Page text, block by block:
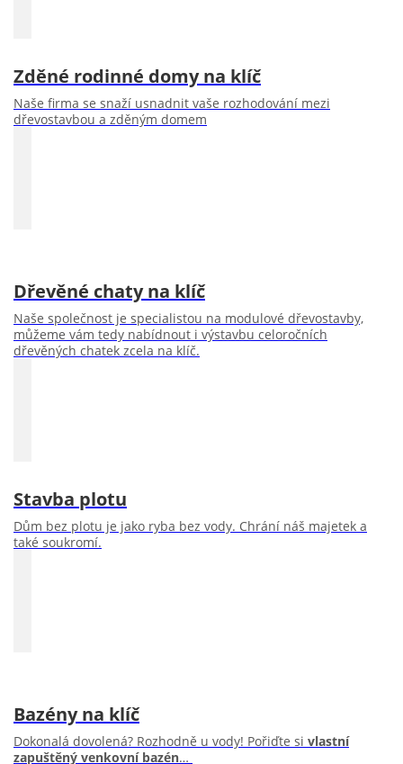
Zděné rodinné domy na klíč
Naše firma se snaží usnadnit vaše rozhodování mezi
dřevostavbou a zděným domem
Dřevěné chaty na klíč
Naše společnost je specialistou na modulové dřevostavby,
můžeme vám tedy nabídnout i výstavbu celoročních
dřevěných chatek zcela na klíč.
Stavba plotu
Dům bez plotu je jako ryba bez vody. Chrání náš majetek a
také soukromí.
Bazény na klíč
Dokonalá dovolená? Rozhodně u vody! Pořiďte si vlastní
zapuštěný venkovní bazén…